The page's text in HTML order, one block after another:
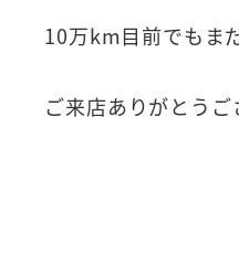
10万km目前でもま
ご来店ありがとうご